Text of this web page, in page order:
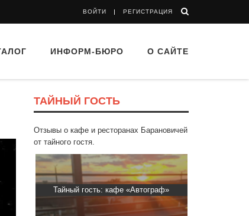
ВОЙТИ РЕГИСТРАЦИЯ
ИНФОРМ-БЮРО О САЙТЕ
ТАЙНЫЙ ГОСТЬ
Отзывы о кафе и ресторанах Барановичей
от тайного гостя.
Тайный гость: кафе «Автограф»